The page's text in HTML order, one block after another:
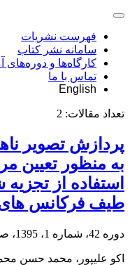
فهرست نشریات
سامانه نشر کتاب
کارگاه‌ها و
تماس با ما
English
تعداد مقالات: 2
پردازش تصویر
به منظور تعیین
استفاده از
طیف فرکانس
دوره 42، شماره 1، 1395، صفحه
اکو علیپور، محمد حسن